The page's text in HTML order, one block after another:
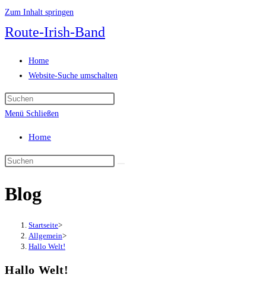
Zum Inhalt springen
Route-Irish-Band
Home
Website-Suche umschalten
Menü Schließen
Home
Blog
Startseite>
Allgemein>
Hallo Welt!
Hallo Welt!